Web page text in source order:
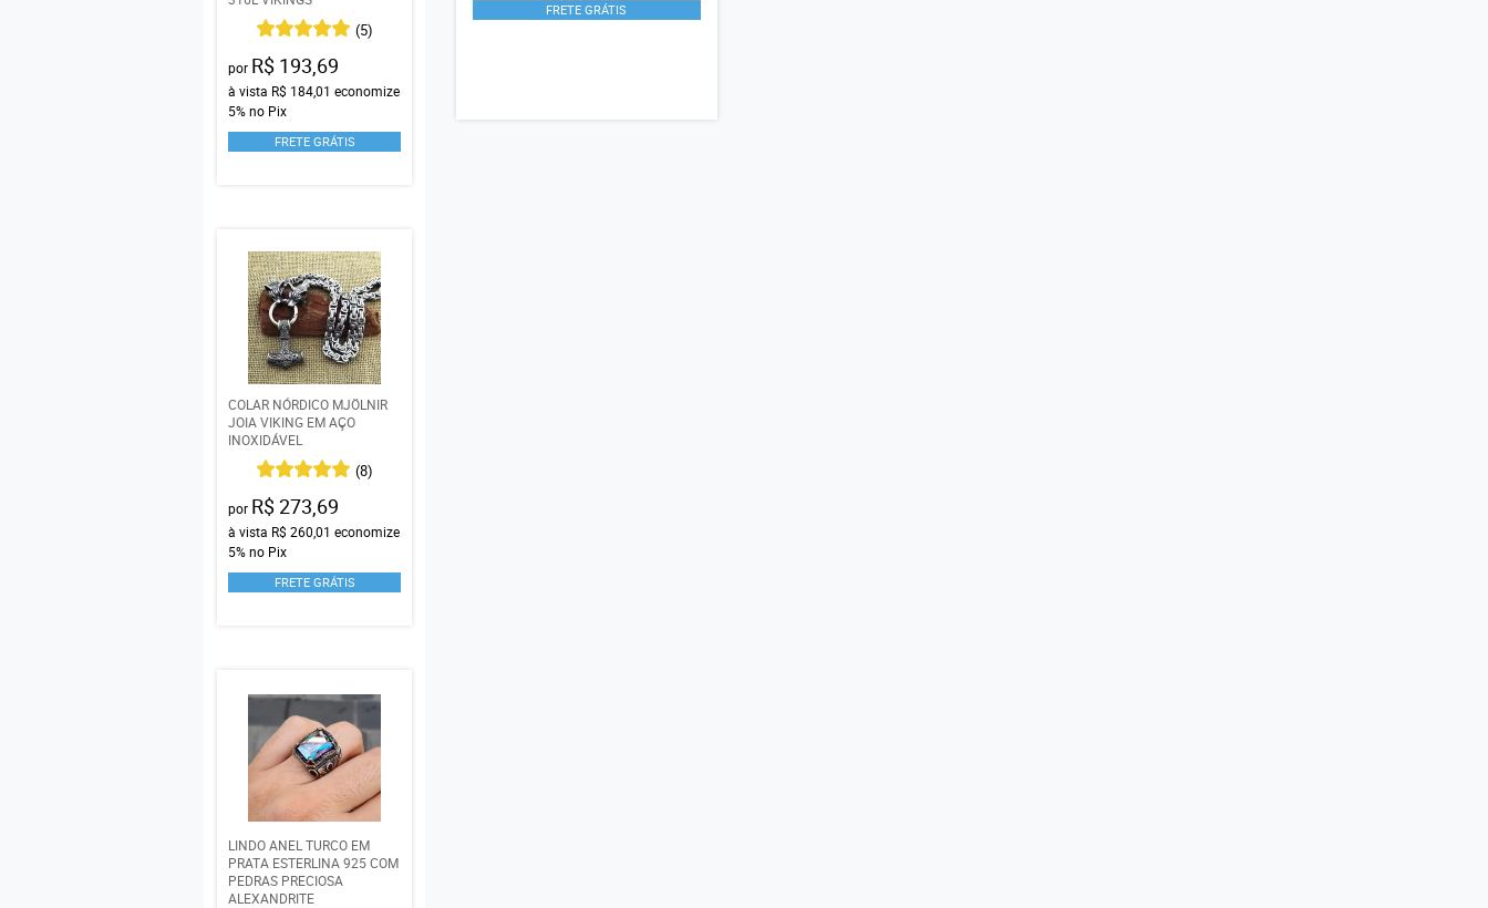
(5)
por R$ 193,69
à vista R$ 184,01 economize
5% no Pix
FRETE GRÁTIS
COLAR NÓRDICO MJÖLNIR
JOIA VIKING EM AÇO
INOXIDÁVEL
(8)
por R$ 273,69
à vista R$ 260,01 economize
5% no Pix
FRETE GRÁTIS
LINDO ANEL TURCO EM
PRATA ESTERLINA 925 COM
PEDRAS PRECIOSA
ALEXANDRITE
FRETE GRÁTIS